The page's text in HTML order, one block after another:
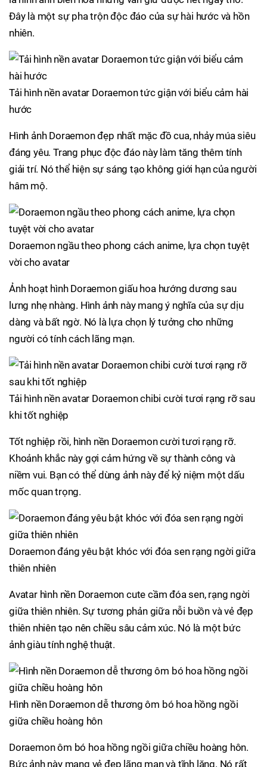
Đây là một sự pha trộn độc đáo của sự hài hước và hồn
nhiên.
Tải hình nền avatar Doraemon tức giận với biểu cảm hài
hước
Hình ảnh Doraemon đẹp nhất mặc đồ cua, nhảy múa siêu
đáng yêu. Trang phục độc đáo này làm tăng thêm tính
giải trí. Nó thể hiện sự sáng tạo không giới hạn của người
hâm mộ.
Doraemon ngầu theo phong cách anime, lựa chọn tuyệt
vời cho avatar
Ảnh hoạt hình Doraemon giấu hoa hướng dương sau
lưng nhẹ nhàng. Hình ảnh này mang ý nghĩa của sự dịu
dàng và bất ngờ. Nó là lựa chọn lý tưởng cho những
người có tính cách lãng mạn.
Tải hình nền avatar Doraemon chibi cười tươi rạng rỡ sau
khi tốt nghiệp
Tốt nghiệp rồi, hình nền Doraemon cười tươi rạng rỡ.
Khoảnh khắc này gợi cảm hứng về sự thành công và
niềm vui. Bạn có thể dùng ảnh này để kỷ niệm một dấu
mốc quan trọng.
Doraemon đáng yêu bật khóc với đóa sen rạng ngời giữa
thiên nhiên
Avatar hình nền Doraemon cute cầm đóa sen, rạng ngời
giữa thiên nhiên. Sự tương phản giữa nỗi buồn và vẻ đẹp
thiên nhiên tạo nên chiều sâu cảm xúc. Nó là một bức
ảnh giàu tính nghệ thuật.
Hình nền Doraemon dễ thương ôm bó hoa hồng ngồi
giữa chiều hoàng hôn
Doraemon ôm bó hoa hồng ngồi giữa chiều hoàng hôn.
Bức ảnh này mang vẻ đẹp lãng mạn và tĩnh lặng. Nó rất